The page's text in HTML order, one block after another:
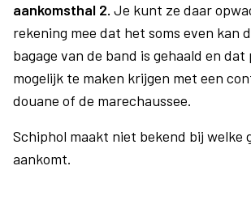
aankomsthal 2. Je kunt ze daar
rekening mee dat het soms even kan
bagage van de band is gehaald en dat
mogelijk te maken krijgen met een
douane of de marechaussee.
Schiphol maakt niet bekend bij welke
aankomt.